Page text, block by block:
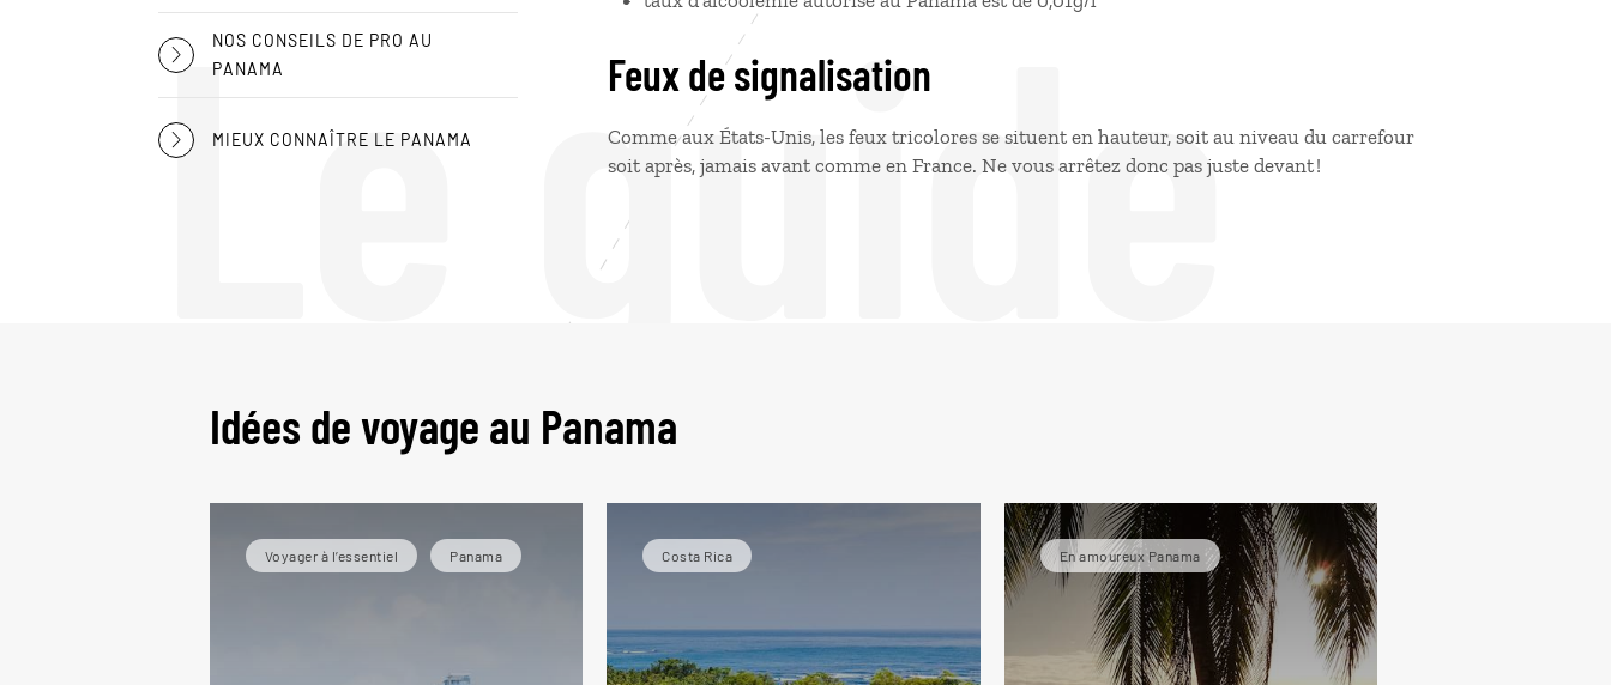
Le guide
NOS CONSEILS DE PRO AU
PANAMA
MIEUX CONNAÎTRE LE PANAMA
Feux de signalisation
Comme aux États-Unis, les feux tricolores se situent en hauteur, soit au niveau du carrefour
soit après, jamais avant comme en France. Ne vous arrêtez donc pas juste devant !
Idées de voyage au Panama
Voyager à l’essentiel Panama Costa Rica En amoureux Panama